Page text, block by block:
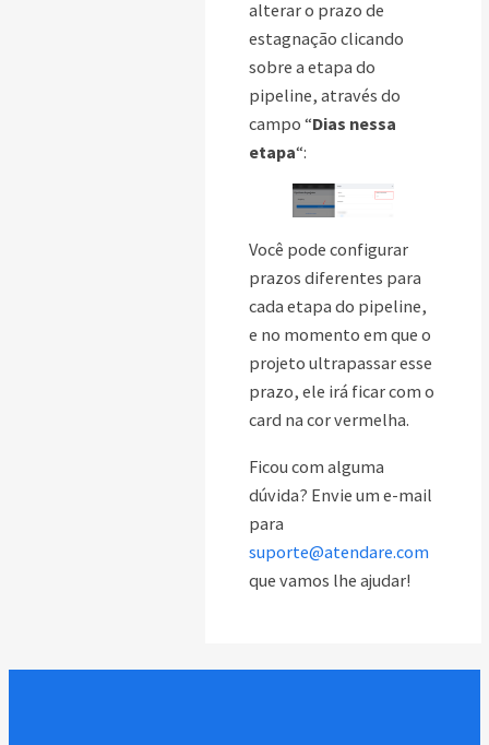
alterar o prazo de
estagnação clicando
sobre a etapa do
pipeline, através do
campo “Dias nessa
etapa“:
Você pode configurar
prazos diferentes para
cada etapa do pipeline,
e no momento em que o
projeto ultrapassar esse
prazo, ele irá ficar com o
card na cor vermelha.
Ficou com alguma
dúvida? Envie um e-mail
para
suporte@atendare.com
que vamos lhe ajudar!